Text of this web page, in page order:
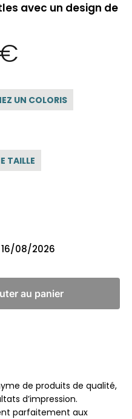
avec un design de
€
UN COLORIS
TAILLE
08/2026
au panier
de produits de qualité,
d’impression.
parfaitement aux